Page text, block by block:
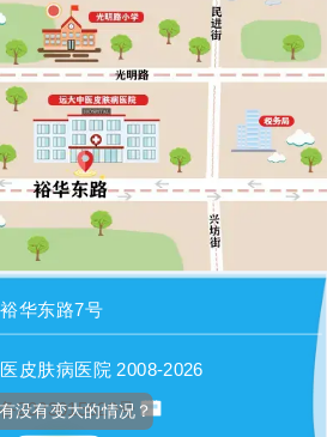
华东路7号
皮肤病医院 2008-2026
2023015620号
没有变大的情况？